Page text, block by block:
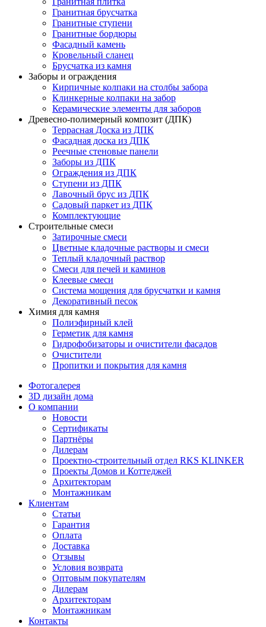
Гранитная брусчатка
Гранитные ступени
Гранитные бордюры
Фасадный камень
Кровельный сланец
Брусчатка из камня
Заборы и ограждения
Кирпичные колпаки на столбы забора
Клинкерные колпаки на забор
Керамические элементы для заборов
Древесно-полимерный композит (ДПК)
Террасная Доска из ДПК
Фасадная доска из ДПК
Реечные стеновые панели
Заборы из ДПК
Ограждения из ДПК
Ступени из ДПК
Лавочный брус из ДПК
Садовый паркет из ДПК
Комплектующие
Строительные смеси
Затирочные смеси
Цветные кладочные растворы и смеси
Теплый кладочный раствор
Смеси для печей и каминов
Клеевые смеси
Система мощения для брусчатки и камня
Декоративный песок
Химия для камня
Полиэфирный клей
Герметик для камня
Гидрофобизаторы и очистители фасадов
Очистители
Пропитки и покрытия для камня
Фотогалерея
3D дизайн дома
О компании
Новости
Сертификаты
Партнёры
Дилерам
Проектно-строительный отдел RKS KLINKER
Проекты Домов и Коттеджей
Архитекторам
Монтажникам
Клиентам
Статьи
Гарантия
Оплата
Доставка
Отзывы
Условия возврата
Оптовым покупателям
Дилерам
Архитекторам
Монтажникам
Контакты